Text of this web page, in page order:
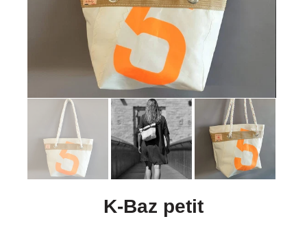
K-Baz petit